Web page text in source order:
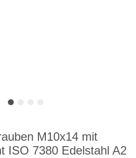
M10x14 mit
ISO 7380 Edelstahl A2